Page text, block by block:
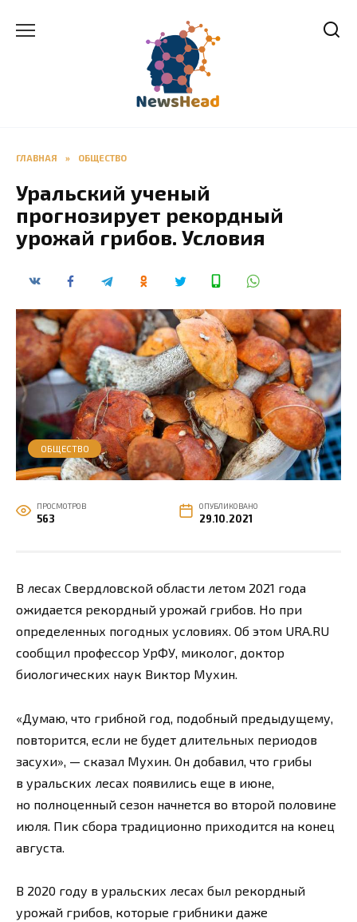
ГЛАВНАЯ » ОБЩЕСТВО
Уральский ученый
прогнозирует рекордный
урожай грибов. Условия
ОБЩЕСТВО
ПРОСМОТРОВ
563
ОПУБЛИКОВАНО
29.10.2021
В лесах Свердловской области летом 2021 года
ожидается рекордный урожай грибов. Но при
определенных погодных условиях. Об этом URA.RU
сообщил профессор УрФУ, миколог, доктор
биологических наук Виктор Мухин.
«Думаю, что грибной год, подобный предыдущему,
повторится, если не будет длительных периодов
засухи», — сказал Мухин. Он добавил, что грибы
в уральских лесах появились еще в июне,
но полноценный сезон начнется во второй половине
июля. Пик сбора традиционно приходится на конец
августа.
В 2020 году в уральских лесах был рекордный
урожай грибов, которые грибники даже